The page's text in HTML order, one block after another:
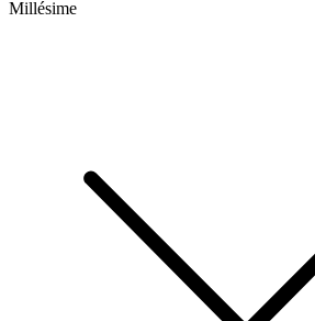
Millésime